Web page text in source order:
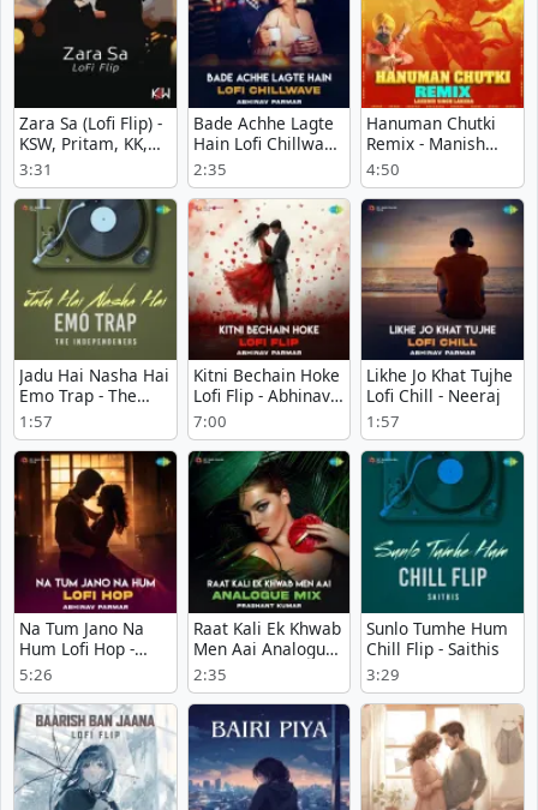
Zara Sa (Lofi Flip) -
KSW, Pritam, KK,
Bollywood Lofi
3:31
Bade Achhe Lagte
Hain Lofi Chillwave
- Anand Bakshi
2:35
Hanuman Chutki
Remix - Manish
Bedi
4:50
Jadu Hai Nasha Hai
Emo Trap - The
Independeners
1:57
Kitni Bechain Hoke
Lofi Flip - Abhinav
Parmar
7:00
Likhe Jo Khat Tujhe
Lofi Chill - Neeraj
1:57
Na Tum Jano Na
Hum Lofi Hop -
Abhinav Parmar
5:26
Raat Kali Ek Khwab
Men Aai Analogue
Mix - Majrooh
Sultanpuri
2:35
Sunlo Tumhe Hum
Chill Flip - Saithis
3:29